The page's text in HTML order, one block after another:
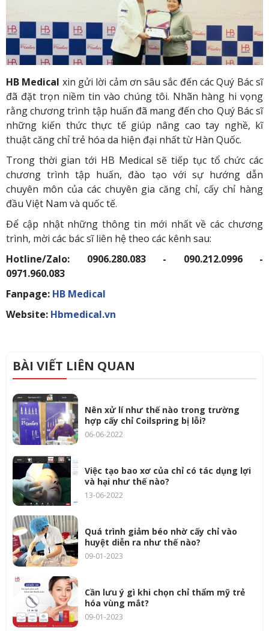
HB Medical xin gửi lời cảm ơn sâu sắc đến các Quý Bác sĩ
đã đặt trọn niềm tin vào chúng tôi. Nhãn hàng hi vọng
rằng chương trình tập huấn đã mang đến cho Quý Bác sĩ
những kiến thức thực tế giúp nâng cao tay nghề, kĩ
thuật căng chỉ trẻ hóa da hiện đại nhất từ Hàn Quốc.
Trong thời gian tới HB Medical sẽ tiếp tục tổ chức các
chương trình tập huấn, đào tạo với sự hướng dẫn
chuyên môn của các chuyên gia căng chỉ, cấy chỉ hàng
đầu Việt Nam và quốc tế.
Để cập nhật những thông tin mới nhất về các chương
trình, mời các bác sĩ liên hệ theo các kênh sau:
Hotline/Zalo: 0906.280.083 - 090.212.0996 -
0971.960.083
Fanpage: HB Medical
Website: Hbmedical.vn
BÀI VIẾT LIÊN QUAN
Nên xử lí như thế nào trong trường
hợp cấy chỉ Coilspring bị lỗi?
06-06-2022
Việc tạo bao xơ của chỉ có tác dụng lợi
và hại như thế nào?
13-06-2022
Quá trình giảm béo nhờ cấy chỉ vào
huyệt diễn ra như thế nào?
09-01-2023
Cần lưu ý gì khi chọn chỉ thẩm mỹ trẻ
hóa vùng mắt?
09-01-2023